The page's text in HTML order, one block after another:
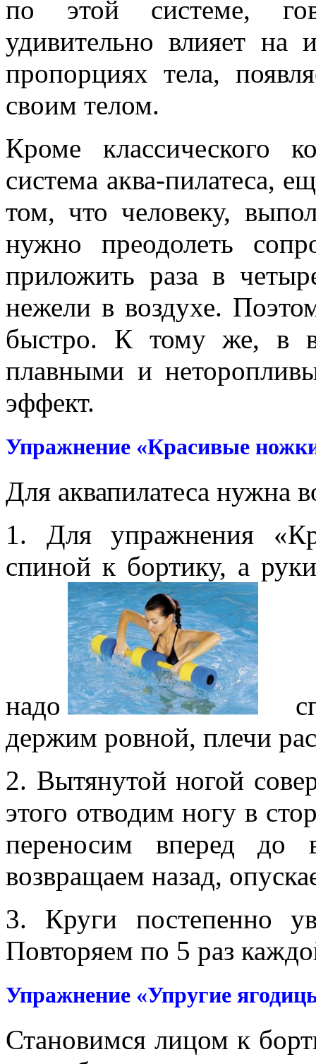
по этой системе,
удивительно влияет
пропорциях тела,
своим телом.
Кроме классического
система аква-пилатеса,
том, что человеку,
нужно преодолеть
приложить раза в
нежели в воздухе.
быстро. К тому же, в
плавными и
эффект.
Упражнение «Красивые
Для аквапилатеса нужна
1. Для упражнения
спиной к бортику, а
надо
держим ровной, плечи
2. Вытянутой ногой
этого отводим ногу в
переносим вперед до
возвращаем назад,
3. Круги постепенно
Повторяем по 5 раз
Упражнение «Упругие
Становимся лицом к